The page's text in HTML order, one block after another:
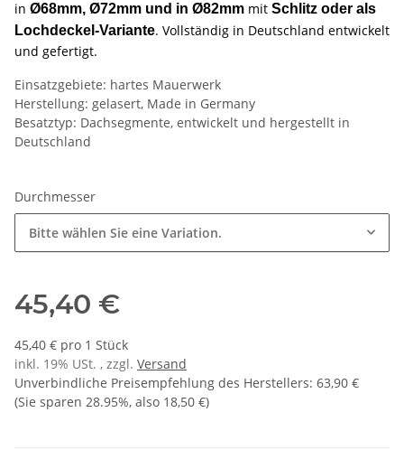
in Ø68mm, Ø72mm und in Ø82mm mit Schlitz oder als
Lochdeckel-Variante. Vollständig in Deutschland entwickelt
und gefertigt.
Einsatzgebiete: hartes Mauerwerk
Herstellung: gelasert, Made in Germany
Besatztyp: Dachsegmente, entwickelt und hergestellt in
Deutschland
Durchmesser
Bitte wählen Sie eine Variation.
45,40 €
45,40 € pro 1 Stück
inkl. 19% USt. , zzgl. Versand
Unverbindliche Preisempfehlung des Herstellers: 63,90 €
(Sie sparen 28.95%, also 18,50 €)